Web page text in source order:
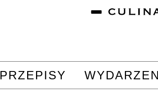
PRZEPISY